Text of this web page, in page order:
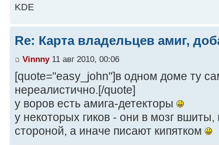
KDE
Re: Карта владельцев амиг,
Vinnny11 авг 2010, 00:06
[quote="easy_john"]в одном доме ту
нереалистично.[/quote]
у воров есть амига-детекторы
у некоторых гиков - они в мозг
стороной, а иначе писают кипятком